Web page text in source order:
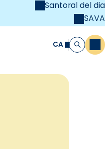
Santoral del dia
SAVA
CA Cerca